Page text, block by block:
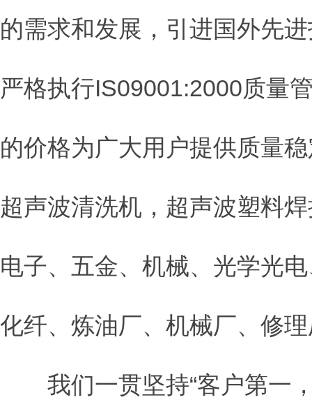
的需求和发展，引进国外先
严格执行IS09001:2000质量
的价格为广大用户提供质量
超声波清洗机，超声波塑料
电子、五金、机械、光学光
化纤、炼油厂、机械厂、修
我们一贯坚持“客户第一，